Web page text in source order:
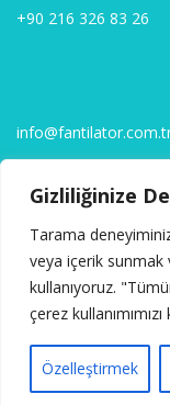
Gizliliğinize
Tarama
veya içerik
kullanıyoruz.
çerez
Özelleştirmek
+90 216 326 83 26
SOSYAL MEDYA
Fantilatör